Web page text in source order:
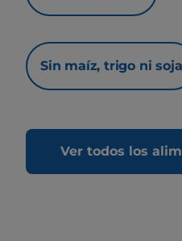
Sin maíz, trigo ni soja
Ver todos los